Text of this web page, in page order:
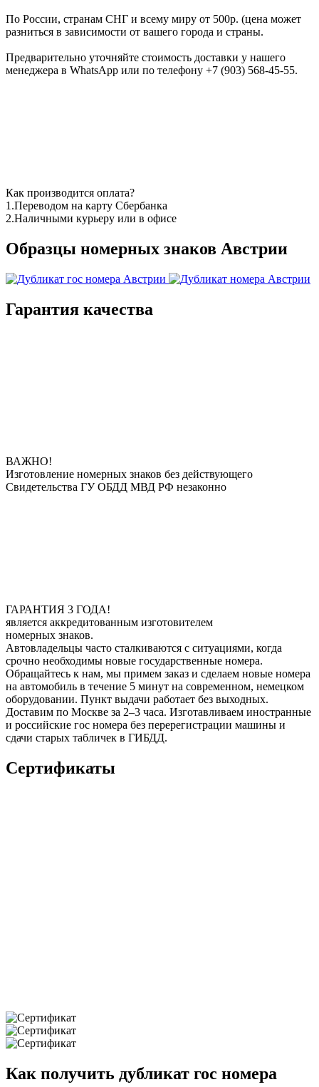
По России, странам СНГ и всему миру от 500р. (цена может
разниться в зависимости от вашего города и страны.
Предварительно уточняйте стоимость доставки у нашего
менеджера в WhatsApp или по телефону +7 (903) 568-45-55.
Как производится оплата?
1.Переводом на карту Сбербанка
2.Наличными курьеру или в офисе
Образцы номерных знаков Австрии
Гарантия качества
ВАЖНО!
Изготовление номерных знаков без действующего
Свидетельства ГУ ОБДД МВД РФ незаконно
ГАРАНТИЯ 3 ГОДА!
является аккредитованным изготовителем
номерных знаков.
Автовладельцы часто сталкиваются с ситуациями, когда
срочно необходимы новые государственные номера.
Обращайтесь к нам, мы примем заказ и сделаем новые номера
на автомобиль в течение 5 минут на современном, немецком
оборудовании. Пункт выдачи работает без выходных.
Доставим по Москве за 2–3 часа. Изготавливаем иностранные
и российские гос номера без перерегистрации машины и
сдачи старых табличек в ГИБДД.
Сертификаты
Как получить дубликат гос номера